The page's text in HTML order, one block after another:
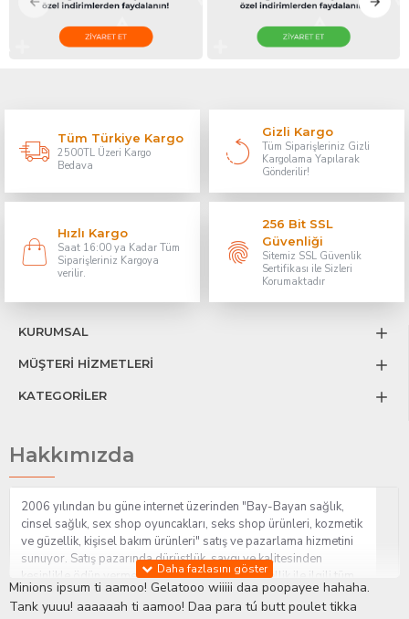
Tüm Türkiye Kargo
2500TL Üzeri Kargo
Bedava
Gizli Kargo
Tüm Siparişleriniz Gizli
Kargolama Yapılarak
Gönderilir!
Hızlı Kargo
Saat 16:00 ya Kadar Tüm
Siparişleriniz Kargoya
verilir.
256 Bit SSL
Güvenliği
Sitemiz SSL Güvenlik
Sertifikası ile Sizleri
Korumaktadır
KURUMSAL
MÜŞTERİ HİZMETLERİ
KATEGORİLER
Hakkımızda
2006 yılından bu güne internet üzerinden "Bay-Bayan sağlık,
cinsel sağlık, sex shop oyuncakları, seks shop ürünleri, kozmetik
ve güzellik, kişisel bakım ürünleri" satış ve pazarlama hizmetini
sunuyor. Satış pazarında dürüstlük, saygı ve kalitesinden
kesinlikle ödün vermeden hizmet sağlık ve güzellik ile ilgili tüm
sorularınıza anında cevap verebilen Yetkin ve uzman kadrosu ile
ihtiyaçlarınızı en uygun fiyat ve taksit seçenekleriyle karşılıyor.
Minions ipsum ti aamoo! Gelatooo wiiiii daa poopayee hahaha.
Tank yuuu! aaaaaah ti aamoo! Daa para tú butt poulet tikka